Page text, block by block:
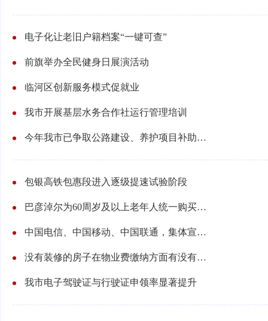
电子化让老旧户籍档案“一键可查”
前旗举办全民健身日展演活动
临河区创新服务模式促就业
我市开展基层水务合作社运行管理培训
今年我市已争取公路建设、养护项目补助资金32.5亿元
包银高铁包惠段进入逐级提速试验阶段
巴彦淖尔为60周岁及以上老年人统一购买保险！
中国电信、中国移动、中国联通，集体宣布！
没有装修的房子在物业费缴纳方面有没有优惠减免政策？
我市电子驾驶证与行驶证申领率显著提升